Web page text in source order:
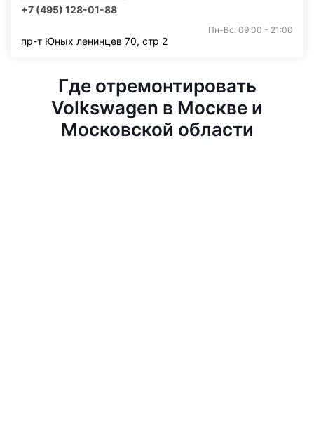
+7 (495) 128-01-88
Пн-Вс: 09:00 - 21:00
пр-т Юных ленинцев 70, стр 2
Где отремонтировать
Volkswagen в Москве и
Московской области